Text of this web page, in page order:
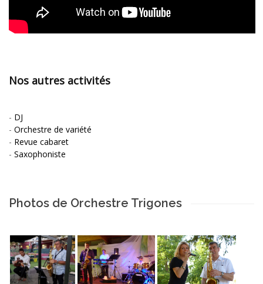
Nos autres activités
- DJ
- Orchestre de variété
- Revue cabaret
- Saxophoniste
Photos de Orchestre Trigones